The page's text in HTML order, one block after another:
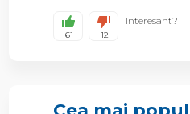
61 12
Interesant?